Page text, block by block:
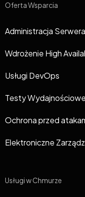
Oferta Wsparcia
Administracja
Wdrożenie High
Usługi DevOps
Testy Wydajnościowe
Ochrona przed
Elektroniczne
Usługi w Chmurze